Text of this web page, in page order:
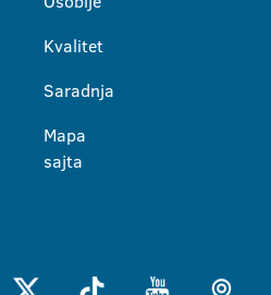
Kvalitet
Saradnja
Mapa
sajta